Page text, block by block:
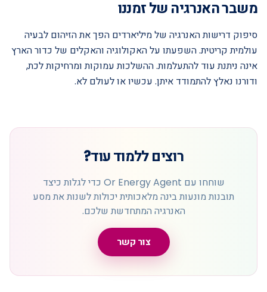
משבר האנרגיה של זמננו
סיפוק דרישות האנרגיה של מיליארדים הפך את הזיהום לבעיה
עולמית קריטית. השפעתו על האקולוגיה והאקלים של כדור הארץ
אינה ניתנת עוד להתעלמות. ההשלכות עמוקות ומרחיקות לכת,
ודורנו נאלץ להתמודד איתן. עכשיו או לעולם לא.
רוצים ללמוד עוד?
שוחחו עם Or Energy Agent כדי לגלות כיצד
תובנות מונעות בינה מלאכותית יכולות לשנות את מסע
האנרגיה המתחדשת שלכם.
צור קשר